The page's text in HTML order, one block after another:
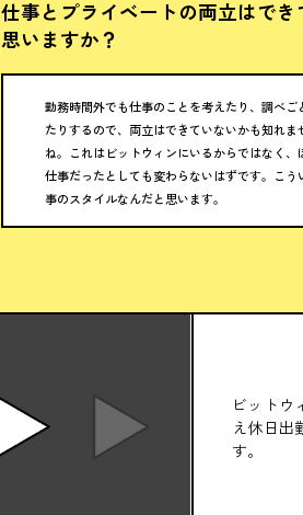
仕事とプライベートの両立はでき
思いますか？
勤務時間外でも仕事のことを考えたり、調べご
たりするので、両立はできていないかも知れま
ね。これはビットウィンにいるからではなく、
仕事だったとしても変わらないはずです。こう
事のスタイルなんだと思います。
ビットウ
え休日出
す。